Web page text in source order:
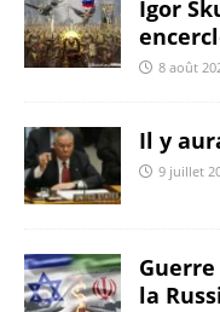
Igor
8 août
Il y
9 juillet
la